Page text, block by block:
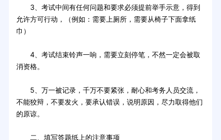
3、考试中间有任何问题和要求必须提前举手示意，得到
允许方可行动，（例如：需要上厕所，需要从椅子下面拿纸
巾）
4、考试结束铃声一响，需要立刻停笔，不然一定会被取
消资格。
5、万一被记录，千万不要紧张，耐心和考务人员交流，
不能狡辩，不要发火，要承认错误，说明原因，尽力取得他们
的原谅。
二、填写答题纸上的注意事项